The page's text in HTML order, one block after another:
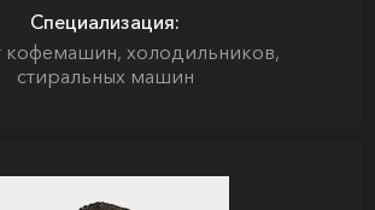
Специализация:
кофемашин, холодильников,
стиральных машин